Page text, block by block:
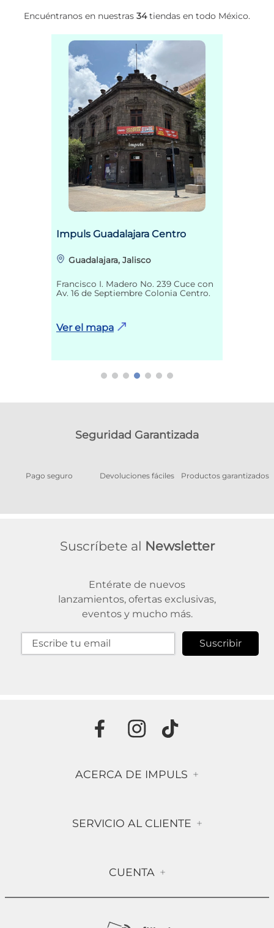
Encuéntranos en nuestras 34tiendas en todo México.
Impuls Guadalajara Centro
Guadalajara, Jalisco
Francisco I. Madero No. 239 Cuce con
Av. 16 de Septiembre Colonia Centro.
Ver el mapa
Seguridad Garantizada
Pago seguro Devoluciones fáciles Productos garantizados
Suscríbete al Newsletter
Entérate de nuevos
lanzamientos, ofertas exclusivas,
eventos y mucho más.
Suscribir
ACERCA DE IMPULS +
Contáctanos
Compra Segura
SERVICIO AL CLIENTE +
Política de Devolución
CUENTA +